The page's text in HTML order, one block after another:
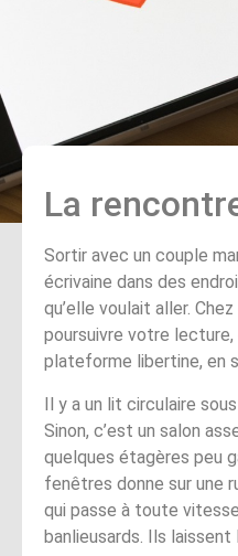
La
Sortir avec un couple
écrivaine dans des
qu’elle voulait aller.
poursuivre votre lecture,
plateforme libertine, en
Il y a un lit circulaire
Sinon, c’est un salon
quelques étagères peu
fenêtres donne sur une
qui passe à toute
banlieusards. Ils laissent